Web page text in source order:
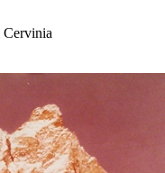
Cervinia